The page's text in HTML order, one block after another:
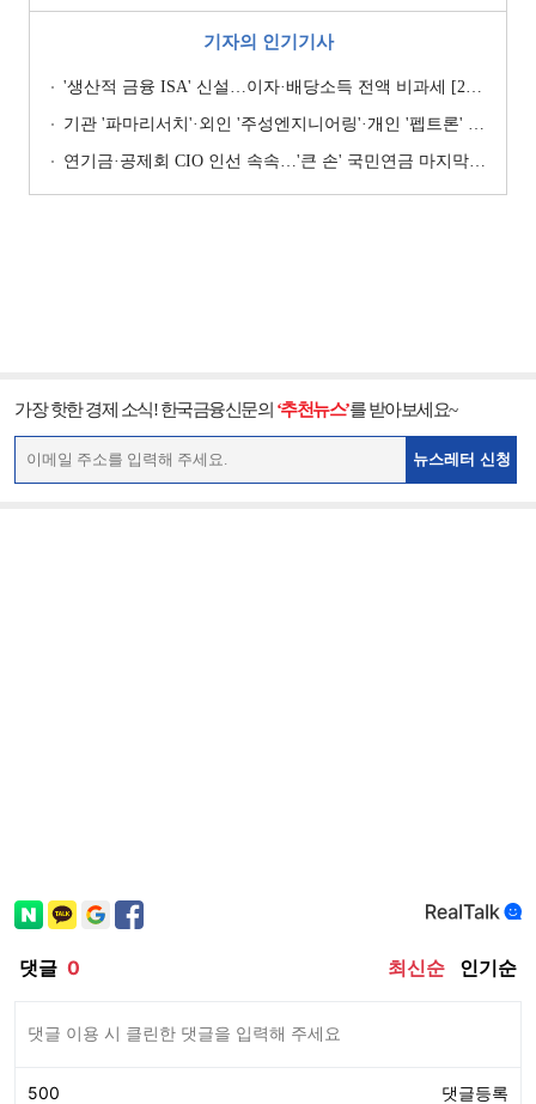
기자의 인기기사
'생산적 금융 ISA' 신설…이자·배당소득 전액 비과세 [2026 세제개편안]
기관 '파마리서치'·외인 '주성엔지니어링'·개인 '펩트론' 1위 [주간 코스닥 순매수- 2026년 7월27일~7월31일]
연기금·공제회 CIO 인선 속속…'큰 손' 국민연금 마지막 타자
가장 핫한 경제 소식! 한국금융신문의 ‘추천뉴스’를 받아보세요~
뉴스레터 신청